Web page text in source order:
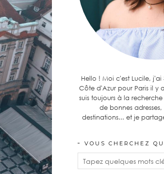
Hello ! Moi c'est Lucile,
Côte d'Azur pour Paris il y
suis toujours à la
de bonnes
destinations... et je
VOUS CHERCHEZ